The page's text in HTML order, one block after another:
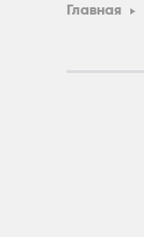
Главная